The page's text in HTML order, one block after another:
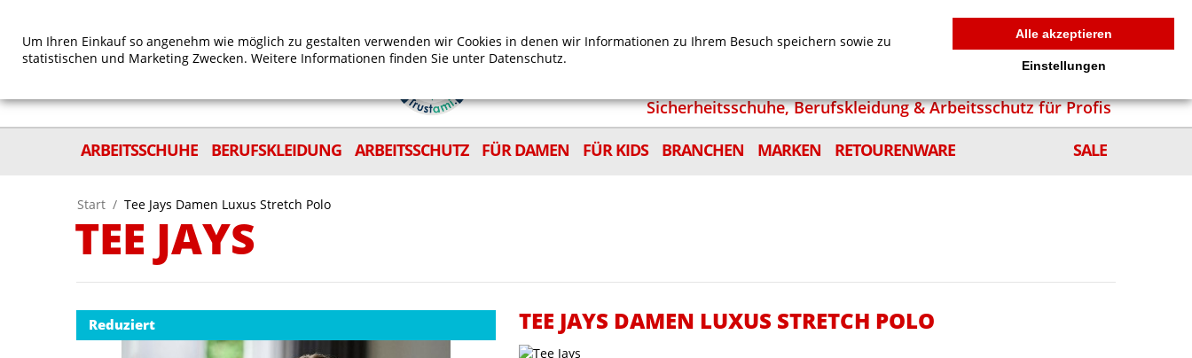
MEIN WARENKORB 0
Sicherheitsschuhe, Berufskleidung & Arbeitsschutz für Profis
ARBEITSSCHUHE
BERUFSKLEIDUNG ARBEITSSCHUTZ FÜR DAMEN FÜR KIDS BRANCHEN MARKEN RETOURENWARE SALE
Start / Tee Jays Damen Luxus Stretch Polo
TEE JAYS
Reduziert TEE JAYS DAMEN LUXUS STRETCH POLO
Um Ihren Einkauf so angenehm wie möglich zu gestalten verwenden wir Cookies in denen wir Informationen zu Ihrem Besuch speichern sowie zu
statistischen und Marketing Zwecken. Weitere Informationen finden Sie unter Datenschutz.
Alle akzeptieren
Einstellungen